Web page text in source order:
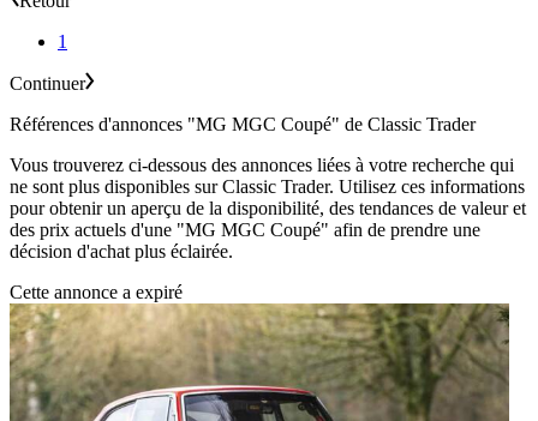
1
Continuer
Références d'annonces "MG MGC Coupé" de Classic Trader
Vous trouverez ci-dessous des annonces liées à votre recherche qui
ne sont plus disponibles sur Classic Trader. Utilisez ces informations
pour obtenir un aperçu de la disponibilité, des tendances de valeur et
des prix actuels d'une "MG MGC Coupé" afin de prendre une
décision d'achat plus éclairée.
Cette annonce a expiré